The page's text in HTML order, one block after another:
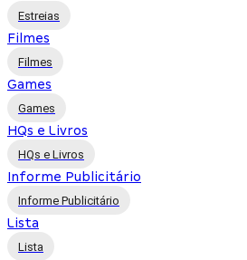
Estreias
Filmes
Filmes
Games
Games
HQs e Livros
HQs e Livros
Informe Publicitário
Informe Publicitário
Lista
Lista